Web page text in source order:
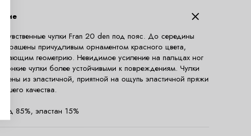
чувственные чулки Fran 20 den под пояс. До середины
украшены причудливым орнаментом красного цвета,
геометрию. Невидимое усиление на пальцах ног
тонкие чулки более устойчивыми к повреждениям. Чулки
из эластичной, приятной на ощупь эластичной пряжи
качества.
85%, эластан 15%